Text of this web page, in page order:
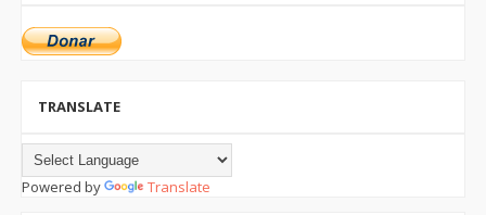
TRANSLATE
Powered by Translate